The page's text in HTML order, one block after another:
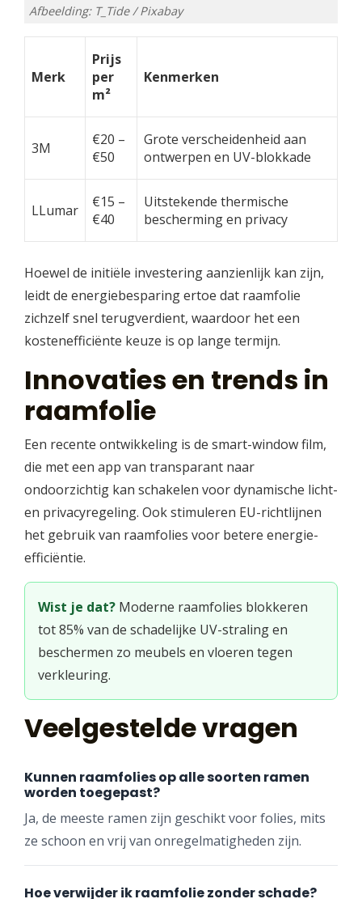
Afbeelding: T_Tide / Pixabay
Merk
Prijs
per
m²
Kenmerken
3M
€20 –
€50
Grote verscheidenheid aan
ontwerpen en UV-blokkade
LLumar
€15 –
€40
Uitstekende thermische
bescherming en privacy
Hoewel de initiële investering aanzienlijk kan zijn,
leidt de energiebesparing ertoe dat raamfolie
zichzelf snel terugverdient, waardoor het een
kostenefficiënte keuze is op lange termijn.
Innovaties en trends in
raamfolie
Een recente ontwikkeling is de smart-window film,
die met een app van transparant naar
ondoorzichtig kan schakelen voor dynamische licht-
en privacyregeling. Ook stimuleren EU-richtlijnen
het gebruik van raamfolies voor betere energie-
efficiëntie.
Wist je dat? Moderne raamfolies blokkeren
tot 85% van de schadelijke UV-straling en
beschermen zo meubels en vloeren tegen
verkleuring.
Veelgestelde vragen
Kunnen raamfolies op alle soorten ramen
worden toegepast?
Ja, de meeste ramen zijn geschikt voor folies, mits
ze schoon en vrij van onregelmatigheden zijn.
Hoe verwijder ik raamfolie zonder schade?